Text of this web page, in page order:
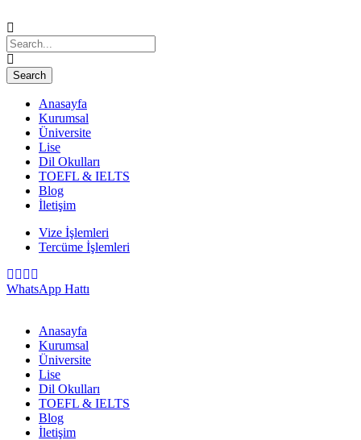
Anasayfa
Kurumsal
Üniversite
Lise
Dil Okulları
TOEFL & IELTS
Blog
İletişim
Vize İşlemleri
Tercüme İşlemleri
WhatsApp Hattı
Anasayfa
Kurumsal
Üniversite
Lise
Dil Okulları
TOEFL & IELTS
Blog
İletişim